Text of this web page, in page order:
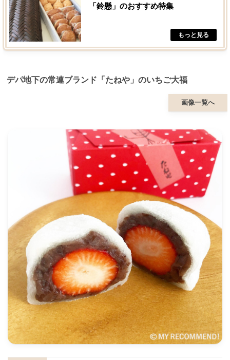
「鈴懸」のおすすめ特集
デパ地下の常連ブランド「たねや」のいちご大福
画像一覧へ